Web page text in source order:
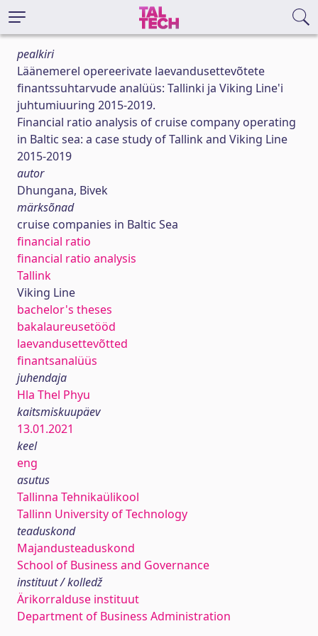
pealkiri
Läänemerel opereerivate laevandusettevõtete
finantssuhtarvude analüüs: Tallinki ja Viking Line'i
juhtumiuuring 2015-2019.
Financial ratio analysis of cruise company operating
in Baltic sea: a case study of Tallink and Viking Line
2015-2019
autor
Dhungana, Bivek
märksõnad
cruise companies in Baltic Sea
financial ratio
financial ratio analysis
Tallink
Viking Line
bachelor's theses
bakalaureusetööd
laevandusettevõtted
finantsanalüüs
juhendaja
Hla Thel Phyu
kaitsmiskuupäev
13.01.2021
keel
eng
asutus
Tallinna Tehnikaülikool
Tallinn University of Technology
teaduskond
Majandusteaduskond
School of Business and Governance
instituut / kolledž
Ärikorralduse instituut
Department of Business Administration